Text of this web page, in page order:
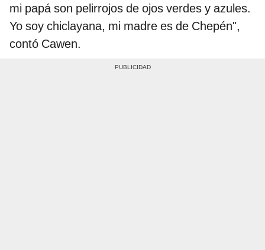
mi papá son pelirrojos de ojos verdes y azules.
Yo soy chiclayana, mi madre es de Chepén",
contó Cawen.